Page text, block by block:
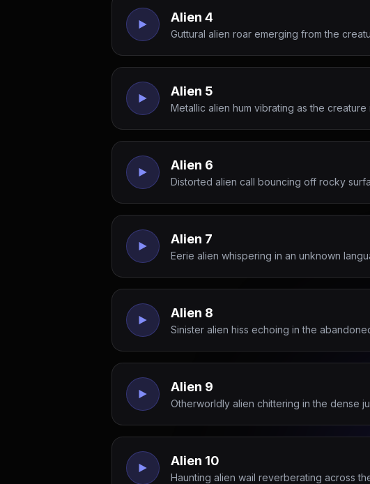
Alien 4
Guttural alien roar emerging from the
Alien 5
Metallic alien hum vibrating as the
Alien 6
Distorted alien call bouncing off rocky
Alien 7
Eerie alien whispering in an unknown
Alien 8
Sinister alien hiss echoing in the
Alien 9
Otherworldly alien chittering in the dense
Alien 10
Haunting alien wail reverberating across